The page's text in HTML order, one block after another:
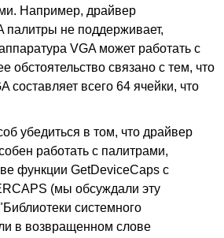
Например, драйвер
палитры не поддерживает,
VGA может работать с
обстоятельство связано с тем, что
составляет всего 64 ячейки, что
убедиться в том, что драйвер
работать с палитрами,
функции GetDeviceCaps с
(мы обсуждали эту
системного
в возвращенном слове